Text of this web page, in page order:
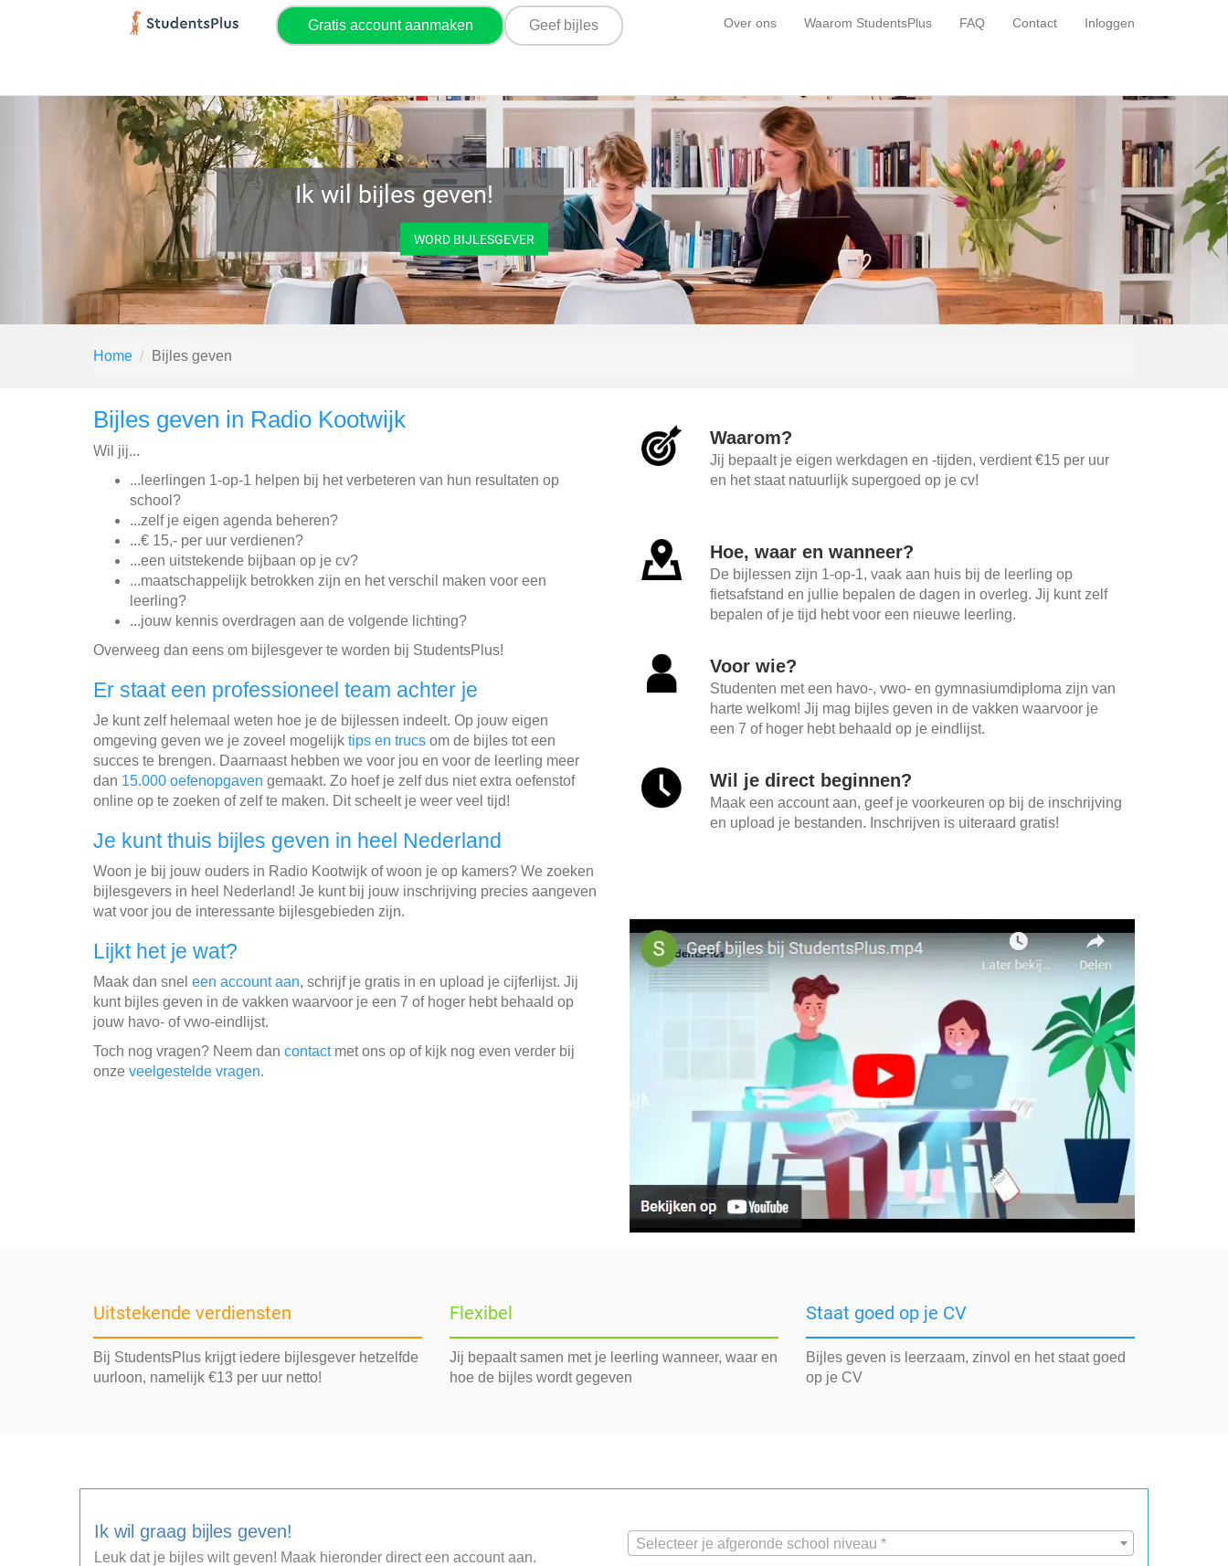
Gratis account aanmaken Geef bijles Over ons Waarom StudentsPlus FAQ Contact Inloggen
Ik wil bijles geven!
WORD BIJLESGEVER
Home Bijles geven
Bijles geven in Radio Kootwijk
Wil jij...
...leerlingen 1-op-1 helpen bij het verbeteren van hun resultaten op
school?
...zelf je eigen agenda beheren?
...€ 15,- per uur verdienen?
...een uitstekende bijbaan op je cv?
...maatschappelijk betrokken zijn en het verschil maken voor een
leerling?
...jouw kennis overdragen aan de volgende lichting?
Overweeg dan eens om bijlesgever te worden bij StudentsPlus!
Er staat een professioneel team achter je
Je kunt zelf helemaal weten hoe je de bijlessen indeelt. Op jouw eigen
omgeving geven we je zoveel mogelijk tips en trucs om de bijles tot een
succes te brengen. Daarnaast hebben we voor jou en voor de leerling meer
dan 15.000 oefenopgaven gemaakt. Zo hoef je zelf dus niet extra oefenstof
online op te zoeken of zelf te maken. Dit scheelt je weer veel tijd!
Je kunt thuis bijles geven in heel Nederland
Woon je bij jouw ouders in Radio Kootwijk of woon je op kamers? We zoeken
bijlesgevers in heel Nederland! Je kunt bij jouw inschrijving precies aangeven
wat voor jou de interessante bijlesgebieden zijn.
Lijkt het je wat?
Maak dan snel een account aan, schrijf je gratis in en upload je cijferlijst. Jij
kunt bijles geven in de vakken waarvoor je een 7 of hoger hebt behaald op
jouw havo- of vwo-eindlijst.
Toch nog vragen? Neem dan contactmet ons op of kijk nog even verder bij
onze veelgestelde vragen.
Waarom?
Jij bepaalt je eigen werkdagen en -tijden, verdient €15 per uur
en het staat natuurlijk supergoed op je cv!
Hoe, waar en wanneer?
De bijlessen zijn 1-op-1, vaak aan huis bij de leerling op
fietsafstand en jullie bepalen de dagen in overleg. Jij kunt zelf
bepalen of je tijd hebt voor een nieuwe leerling.
Voor wie?
Studenten met een havo-, vwo- en gymnasiumdiploma zijn van
harte welkom! Jij mag bijles geven in de vakken waarvoor je
een 7 of hoger hebt behaald op je eindlijst.
Wil je direct beginnen?
Maak een account aan, geef je voorkeuren op bij de inschrijving
en upload je bestanden. Inschrijven is uiteraard gratis!
Uitstekende verdiensten
Bij StudentsPlus krijgt iedere bijlesgever hetzelfde
uurloon, namelijk €13 per uur netto!
Flexibel
Jij bepaalt samen met je leerling wanneer, waar en
hoe de bijles wordt gegeven
Staat goed op je CV
Bijles geven is leerzaam, zinvol en het staat goed
op je CV
Ik wil graag bijles geven!
Leuk dat je bijles wilt geven! Maak hieronder direct een account aan.
Selecteer je afgeronde school niveau *